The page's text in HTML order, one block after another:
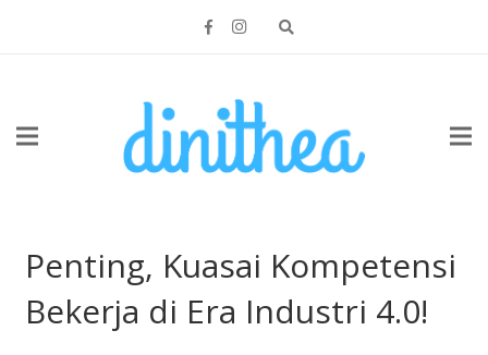
Penting, Kuasai Kompetensi
Bekerja di Era Industri 4.0!